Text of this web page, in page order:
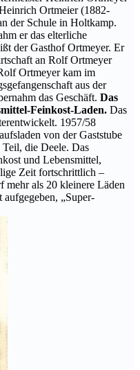
Ortmeier (1882-
der Schule in Holtkamp.
er das elterliche
der Gasthof Ortmeyer. Er
an Rolf Ortmeyer
Ortmeyer kam im
aus der
das Geschäft. Das
Feinkost-Laden. Das
1957/58
von der Gaststube
die Deele. Das
und Lebensmittel,
Zeit fortschrittlich –
mehr als 20 kleinere Läden
„Super-